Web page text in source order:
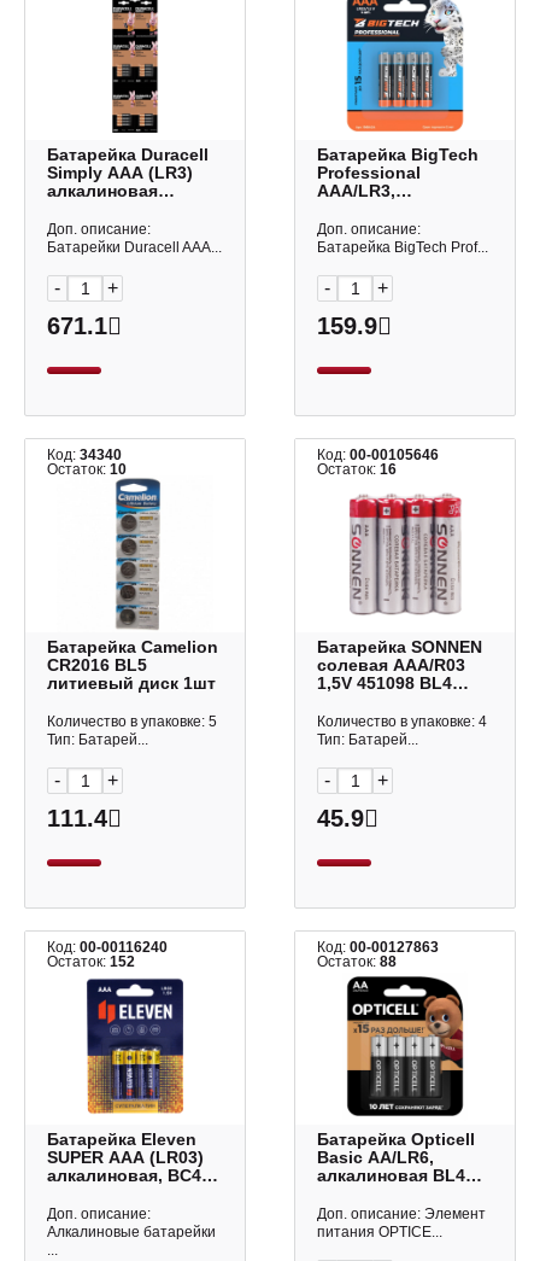
Батарейка Duraсell
Simply АAA (LR3)
алкалиновая
5000394129931
Доп. описание:
Батарейки Duracell AAА...
- +
671.1
Батарейка BigTech
Professional
AAA/LR3,
1988424 (1уп*4шт)
Доп. описание:
Батарейка BigTech Prof...
- +
159.9
Код: 34340
Остаток: 10
Батарейка Camelion
CR2016 BL5
литиевый диск 1шт
Количество в упаковке: 5
Тип: Батарей...
- +
111.4
Код:00-00105646
Остаток:16
Батарейка SONNEN
солевая AAА/R03
1,5V 451098 BL4
Количество в упаковке: 4
Тип: Батарей...
- +
45.9
Код: 00-00116240
Остаток: 152
Батарейка Eleven
SUPER ААA (LR03)
алкалиновая, BC4
Доп. описание:
Алкалиновые батарейки
...
Код:00-00127863
Остаток:88
Батарейка Opticell
Basic AA/LR6,
алкалиновая BL4
Доп. описание: Элемент
питания OPTICE...